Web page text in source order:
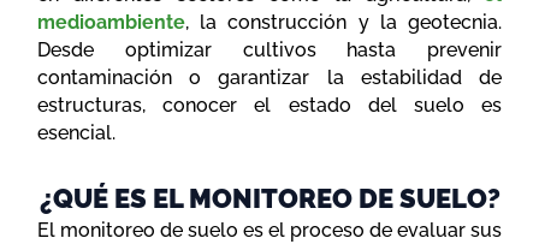
medioambiente, la construcción y la geotecnia.
Desde optimizar cultivos hasta prevenir
contaminación o garantizar la estabilidad de
estructuras, conocer el estado del suelo es
esencial.
¿QUÉ ES EL MONITOREO DE SUELO?
El monitoreo de suelo es el proceso de evaluar sus